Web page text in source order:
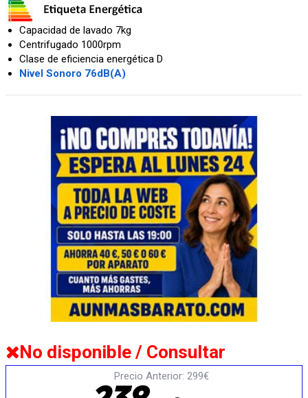
Capacidad de lavado 7kg
Centrifugado 1000rpm
Clase de eficiencia energética D
Nivel Sonoro 76dB(A)
No disponible / Consultar
Precio Anterior: 299€